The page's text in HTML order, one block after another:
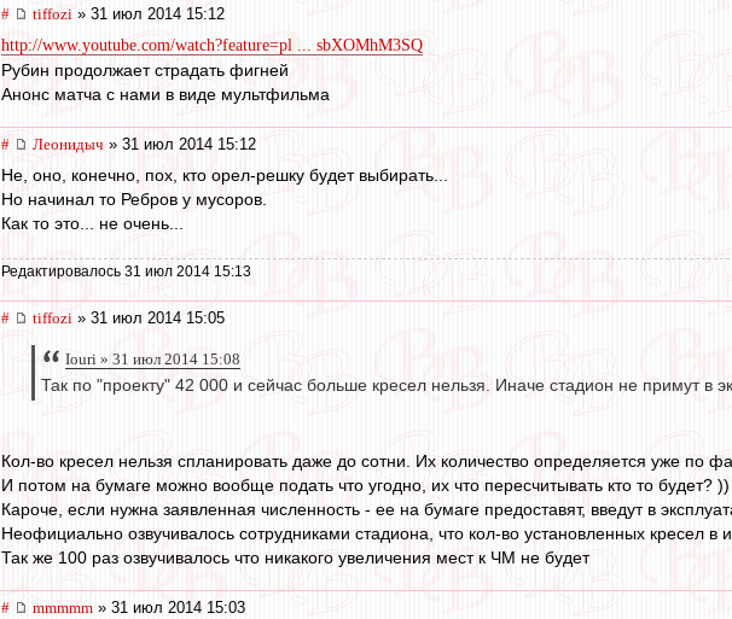
# tiffozi » 31 июл 2014 15:12
http://www.youtube.com/watch?feature=pl ... sbXOMhM3SQ
Рубин продолжает страдать фигней
Анонс матча с нами в виде мультфильма
# Леонидыч » 31 июл 2014 15:12
Не, оно, конечно, пох, кто орел-решку будет выбирать...
Но начинал то Ребров у мусоров.
Как то это... не очень...
Редактировалось 31 июл 2014 15:13
# tiffozi » 31 июл 2014 15:05
Iouri » 31 июл 2014 15:08
Так по "проекту" 42 000 и сейчас больше кресел нельзя. Иначе стадион не примут в
Кол-во кресел нельзя спланировать даже до сотни. Их количество определяется уже по
И потом на бумаге можно вообще подать что угодно, их что пересчитывать кто то будет? ))
Кароче, если нужна заявленная численность - ее на бумаге предоставят, введут в
Неофициально озвучивалось сотрудниками стадиона, что кол-во установленных кресел в
Так же 100 раз озвучивалось что никакого увеличения мест к ЧМ не будет
# mmmmm » 31 июл 2014 15:03